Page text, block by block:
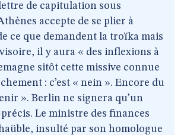
de capitulation sous
accepte de se plier à
ce que demandent la troïka mais
il y aura « des inflexions à
sitôt cette missive connue
: c’est « nein ». Encore du
». Berlin ne signera qu’un
Le ministre des finances
insulté par son homologue